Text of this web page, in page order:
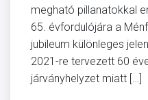
megható pillanatokkal
65. évfordulójára a
jubileum különleges
2021-re tervezett 60
járványhelyzet miatt […]